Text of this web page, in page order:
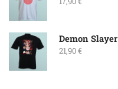
Demon Slayer
21,90€